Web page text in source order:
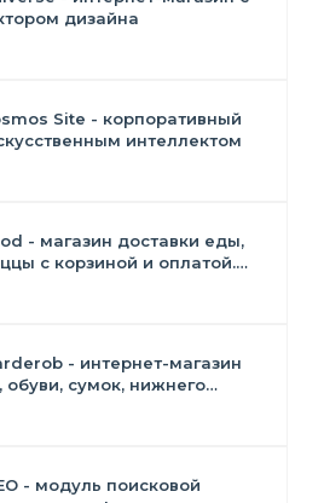
дизайна
Site - корпоративный
интеллектом
- магазин доставки еды,
с корзиной и оплатой.
- интернет-магазин
сумок, нижнего
- модуль поисковой